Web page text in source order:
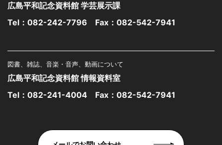
広島平和記念資料館 学芸展示課
Tel： 082-242-7796 Fax：082-542-7941
図書、雑誌、音楽・音声、動画について
広島平和記念資料館 情報資料室
Tel： 082-241-4004 Fax：082-542-7941